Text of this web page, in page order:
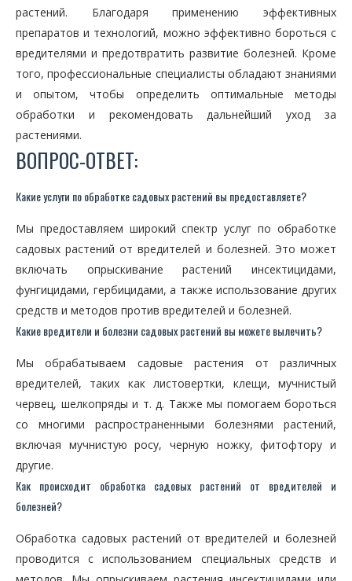
растений. Благодаря применению эффективных
препаратов и технологий, можно эффективно бороться с
вредителями и предотвратить развитие болезней. Кроме
того, профессиональные специалисты обладают знаниями
и опытом, чтобы определить оптимальные методы
обработки и рекомендовать дальнейший уход за
растениями.
ВОПРОС-ОТВЕТ:
Какие услуги по обработке садовых растений вы предоставляете?
Мы предоставляем широкий спектр услуг по обработке
садовых растений от вредителей и болезней. Это может
включать опрыскивание растений инсектицидами,
фунгицидами, гербицидами, а также использование других
средств и методов против вредителей и болезней.
Какие вредители и болезни садовых растений вы можете вылечить?
Мы обрабатываем садовые растения от различных
вредителей, таких как листовертки, клещи, мучнистый
червец, шелкопряды и т. д. Также мы помогаем бороться
со многими распространенными болезнями растений,
включая мучнистую росу, черную ножку, фитофтору и
другие.
Как происходит обработка садовых растений от вредителей и
болезней?
Обработка садовых растений от вредителей и болезней
проводится с использованием специальных средств и